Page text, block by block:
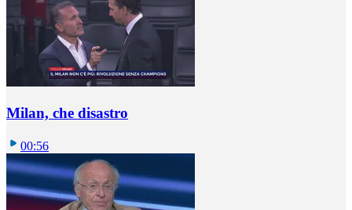
Milan, che disastro
00:56